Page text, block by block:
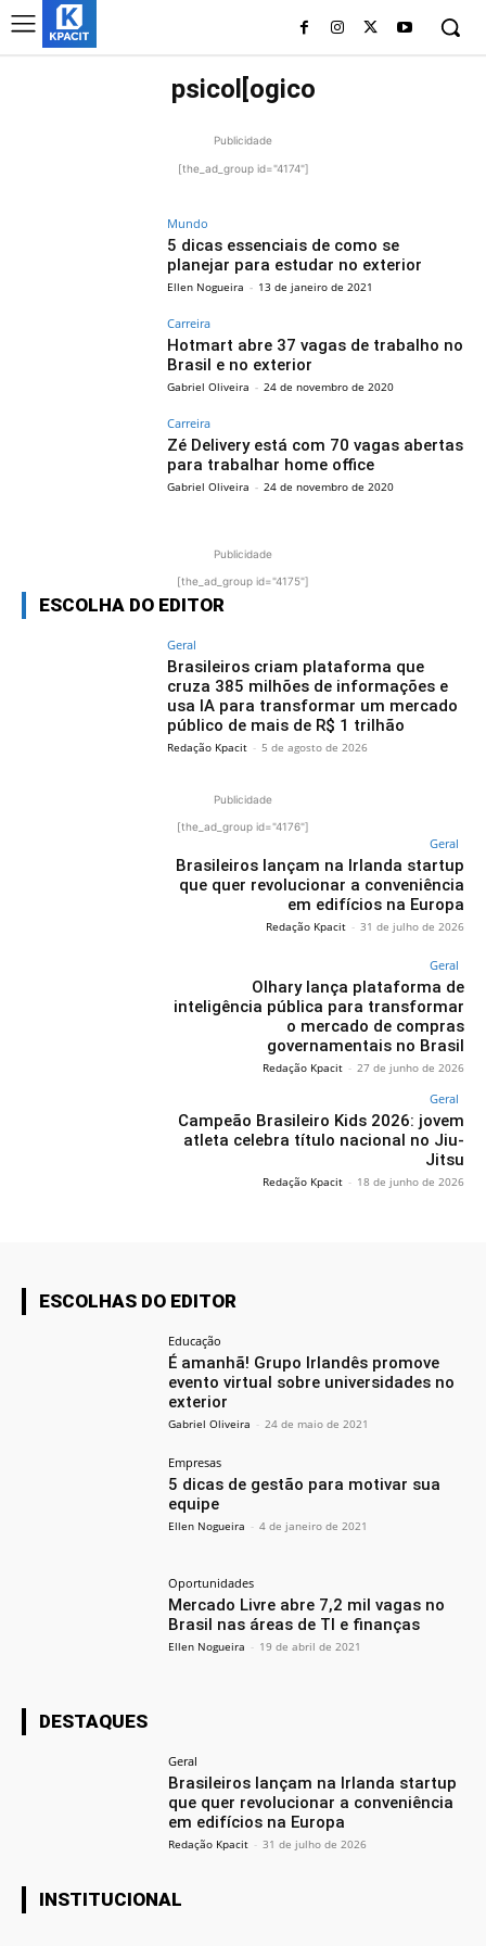
psicol[ogico
Publicidade
[the_ad_group id="4174"]
Mundo
5 dicas essenciais de como se
planejar para estudar no exterior
Ellen Nogueira - 13 de janeiro de 2021
Carreira
Hotmart abre 37 vagas de trabalho no
Brasil e no exterior
Gabriel Oliveira - 24 de novembro de 2020
Carreira
Zé Delivery está com 70 vagas abertas
para trabalhar home office
Gabriel Oliveira - 24 de novembro de 2020
Publicidade
[the_ad_group id="4175"]
ESCOLHA DO EDITOR
Geral
Brasileiros criam plataforma que
cruza 385 milhões de informações e
usa IA para transformar um mercado
público de mais de R$ 1 trilhão
Redação Kpacit - 5 de agosto de 2026
Publicidade
[the_ad_group id="4176"]
Geral
Brasileiros lançam na Irlanda startup
que quer revolucionar a conveniência
em edifícios na Europa
Redação Kpacit - 31 de julho de 2026
Geral
Olhary lança plataforma de
inteligência pública para transformar
o mercado de compras
governamentais no Brasil
Redação Kpacit - 27 de junho de 2026
Geral
Campeão Brasileiro Kids 2026: jovem
atleta celebra título nacional no Jiu-
Jitsu
Redação Kpacit - 18 de junho de 2026
ESCOLHAS DO EDITOR
Educação
É amanhã! Grupo Irlandês promove
evento virtual sobre universidades no
exterior
Gabriel Oliveira - 24 de maio de 2021
Empresas
5 dicas de gestão para motivar sua
equipe
Ellen Nogueira - 4 de janeiro de 2021
Oportunidades
Mercado Livre abre 7,2 mil vagas no
Brasil nas áreas de TI e finanças
Ellen Nogueira - 19 de abril de 2021
DESTAQUES
Geral
Brasileiros lançam na Irlanda startup
que quer revolucionar a conveniência
em edifícios na Europa
Redação Kpacit - 31 de julho de 2026
INSTITUCIONAL